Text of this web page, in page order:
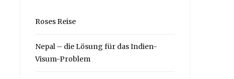
Roses Reise
Nepal – die Lösung für das Indien-
Visum-Problem